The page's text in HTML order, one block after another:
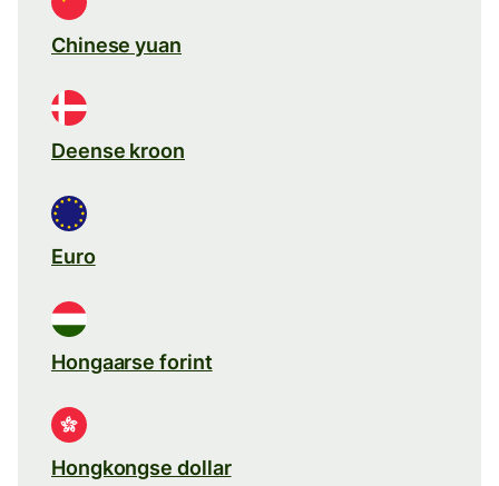
Chinese yuan
Deense kroon
Euro
Hongaarse forint
Hongkongse dollar